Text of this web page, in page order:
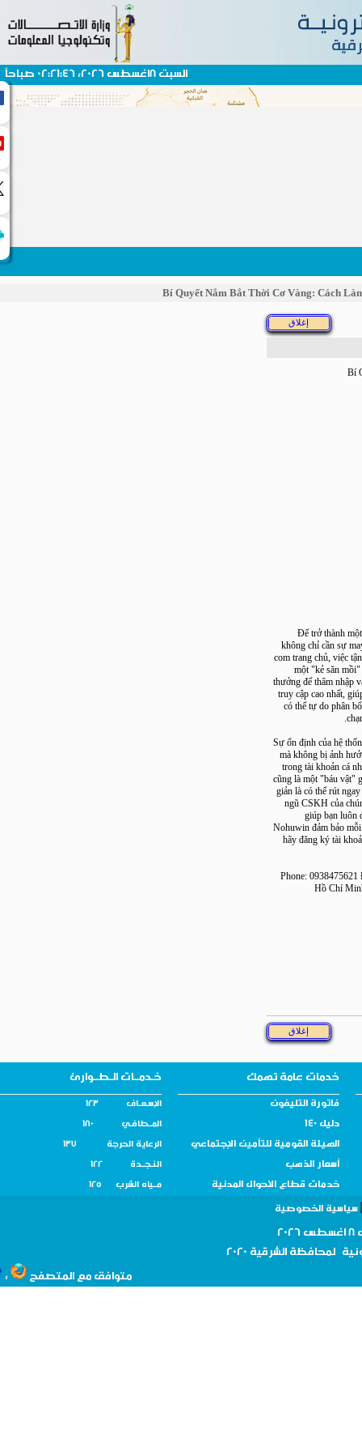
السبت 8اغسطس 2026، 02:21:46 صباحاً
Bí Quyết Nắm Bắt Thời Cơ Vàng:
Để trở
không chỉ cần
com trang chủ,
một "kẻ săn
thưởng để thâm
truy cập cao
có thể tự do
Sự ổn định của
mà không bị
trong tài khoản
cũng là một "báu
giản là có thể rút
ngũ CSKH của
giúp bạn
Nohuwin đảm
hãy đăng ký tài
Phone:
Hồ Chí
خدمات عامة تهمك خـدمــات الـطــوارئ
فاتورة التليفون الإسـعــاف 123
دليل 140 المــطافـي 180
الهيئة القومية للتأمين الإجتماعي الرعاية الحرجة 137
أسعار الذهب النـجــدة 122
خدمات قطاع الأحوال المدنية مــياه الشرب 125
الخصوصية
لمحافظةالشرقية 2020
متوافق مع المتصفح ،